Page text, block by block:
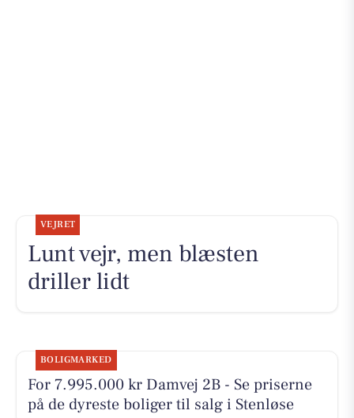
VEJRET
Lunt vejr, men blæsten
driller lidt
BOLIGMARKED
For 7.995.000 kr Damvej 2B - Se priserne
på de dyreste boliger til salg i Stenløse